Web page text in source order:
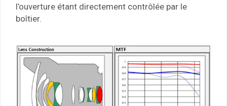
l’ouverture étant directement contrôlée par le
boîtier.